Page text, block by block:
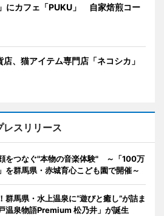
にカフェ「PUKU」 自家焙煎コー
、猫アイテム専門店「ネコシカ」
レスリリース
をつなぐ"本物の音楽体験" ～「100万
を群馬県・赤城育心こども園で開催～
群馬県・水上温泉に“遊びと癒し”が詰ま
温泉物語Premium 松乃井」が誕生